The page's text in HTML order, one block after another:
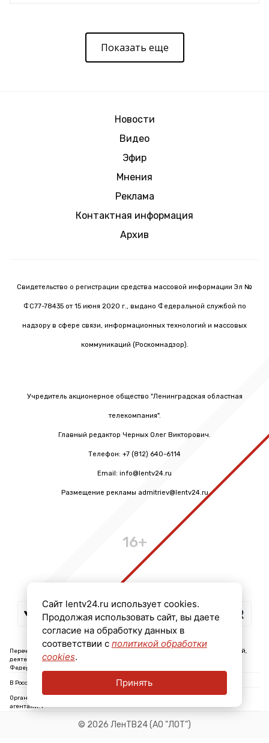
Показать еще
Новости
Видео
Эфир
Мнения
Реклама
Контактная информация
Архив
Свидетельство о регистрации средства массовой информации Эл №
ФС77-78435 от 15 июня 2020 г., выдано Федеральной службой по
надзору в сфере связи, информационных технологий и массовых
коммуникаций (Роскомнадзор).
Учредитель акционерное общество "Ленинградская областная
телекомпания".
Главный редактор Черных Олег Викторович.
Телефон: +7 (812) 640-6114
Email: info@lentv24.ru
Размещение рекламы admitriev@lentv24.ru
16+
Перечень иностранных и международных неправительственных организаций,
деятельность которых признана нежелательной на территории Российской
Федерации: ↓
В России признаны экстремистскими и запрещены организации: ↓
Организации, СМИ и физические лица, признанные в России иностранными
агентами: ↓
© 2026 ЛенТВ24 (АО "ЛОТ")
Сайт lentv24.ru использует cookies.
Продолжая использовать сайт, вы даете
согласие на обработку данных в
соответствии с политикой обработки
cookies.
Принять